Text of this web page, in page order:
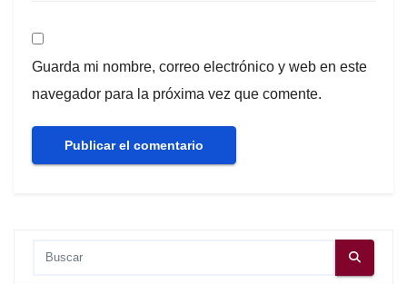
Guarda mi nombre, correo electrónico y web en este
navegador para la próxima vez que comente.